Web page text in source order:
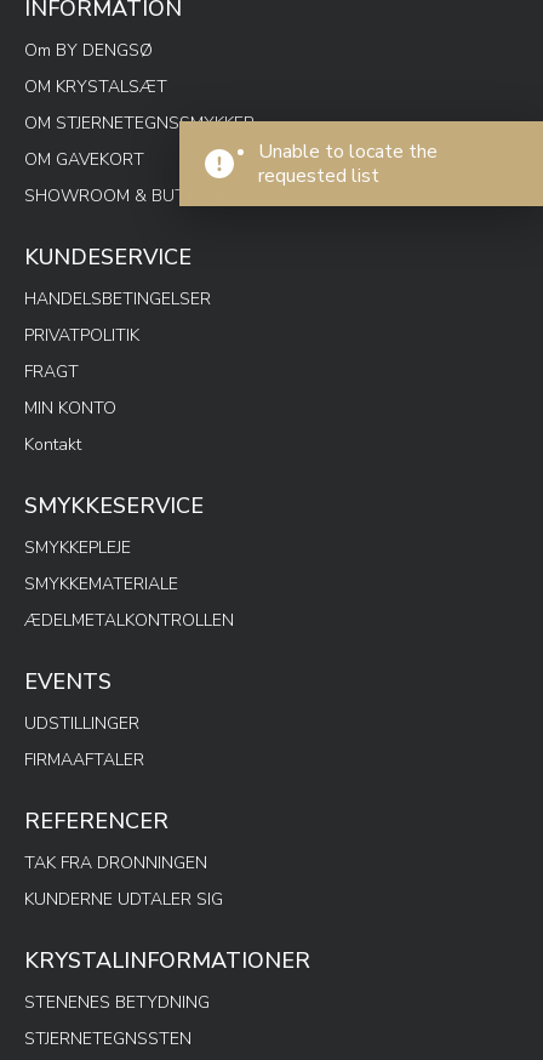
Unable to locate the
requested list
INFORMATION
Om BY DENGSØ
OM KRYSTALSÆT
OM STJERNETEGNSSMYKKER
OM GAVEKORT
SHOWROOM & BUTIK SPOTON
KUNDESERVICE
HANDELSBETINGELSER
PRIVATPOLITIK
FRAGT
MIN KONTO
Kontakt
SMYKKESERVICE
SMYKKEPLEJE
SMYKKEMATERIALE
ÆDELMETALKONTROLLEN
EVENTS
UDSTILLINGER
FIRMAAFTALER
REFERENCER
TAK FRA DRONNINGEN
KUNDERNE UDTALER SIG
KRYSTALINFORMATIONER
STENENES BETYDNING
STJERNETEGNSSTEN